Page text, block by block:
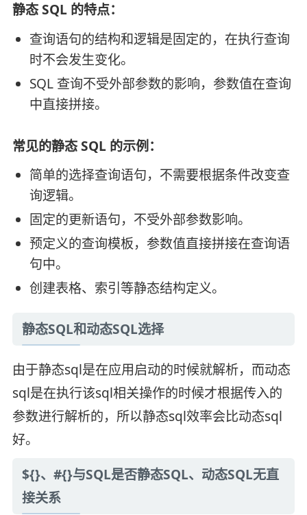
静态 SQL 的特点：
查询语句的结构和逻辑是固定的，在执行查询
时不会发生变化。
SQL 查询不受外部参数的影响，参数值在查询
中直接拼接。
常见的静态 SQL 的示例：
简单的选择查询语句，不需要根据条件改变查
询逻辑。
固定的更新语句，不受外部参数影响。
预定义的查询模板，参数值直接拼接在查询语
句中。
创建表格、索引等静态结构定义。
静态SQL和动态SQL选择
由于静态sql是在应用启动的时候就解析，而动态
sql是在执行该sql相关操作的时候才根据传入的
参数进行解析的，所以静态sql效率会比动态sql
好。
${}、#{}与SQL是否静态SQL、动态SQL无直
接关系